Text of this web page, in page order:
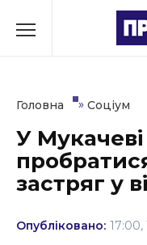
до
Культура
Освіта
Події
Головна » Соціум
У Мукачеві
застряг у
Опубліковано: 17:00,